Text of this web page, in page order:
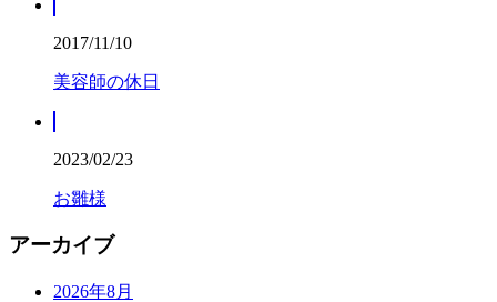
2017/11/10
美容師の休日
2023/02/23
お雛様
アーカイブ
2026年8月